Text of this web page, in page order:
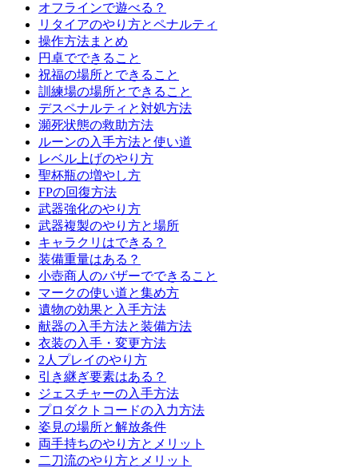
オフラインで遊べる？
リタイアのやり方とペナルティ
操作方法まとめ
円卓でできること
祝福の場所とできること
訓練場の場所とできること
デスペナルティと対処方法
瀕死状態の救助方法
ルーンの入手方法と使い道
レベル上げのやり方
聖杯瓶の増やし方
FPの回復方法
武器強化のやり方
武器複製のやり方と場所
キャラクリはできる？
装備重量はある？
小壺商人のバザーでできること
マークの使い道と集め方
遺物の効果と入手方法
献器の入手方法と装備方法
衣装の入手・変更方法
2人プレイのやり方
引き継ぎ要素はある？
ジェスチャーの入手方法
プロダクトコードの入力方法
姿見の場所と解放条件
両手持ちのやり方とメリット
二刀流のやり方とメリット